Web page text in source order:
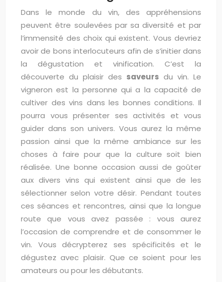
Dans le monde du vin, des appréhensions
peuvent être soulevées par sa diversité et par
l’immensité des choix qui existent. Vous devriez
avoir de bons interlocuteurs afin de s’initier dans
la dégustation et vinification. C’est la
découverte du plaisir des saveurs du vin. Le
vigneron est la personne qui a la capacité de
cultiver des vins dans les bonnes conditions. Il
pourra vous présenter ses activités et vous
guider dans son univers. Vous aurez la même
passion ainsi que la même ambiance sur les
choses à faire pour que la culture soit bien
réalisée. Une bonne occasion aussi de goûter
aux divers vins qui existent ainsi que de les
sélectionner selon votre désir. Pendant toutes
ces séances et rencontres, ainsi que la longue
route que vous avez passée : vous aurez
l’occasion de comprendre et de consommer le
vin. Vous décrypterez ses spécificités et le
dégustez avec plaisir. Que ce soient pour les
amateurs ou pour les débutants.